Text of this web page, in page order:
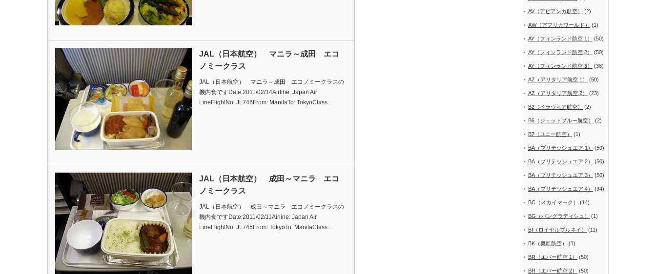
JAL（日本航空） マニラ～成田 エコ
ノミークラス
JAL（日本航空） マニラ～成田 エコノミークラスの
機内食ですDate:2011/02/14Airline: Japan Air
LineFlightNo: JL746From: ManilaTo: TokyoClass…
JAL（日本航空） 成田～マニラ エコ
ノミークラス
JAL（日本航空） 成田～マニラ エコノミークラスの
機内食ですDate:2011/02/11Airline: Japan Air
LineFlightNo: JL745From: TokyoTo: ManilaClass…
AV（アビアンカ航空） (2)
AW（アフリカワールド） (1)
AY（フィンランド航空 1） (50)
AY（フィンランド航空 2） (50)
AY（フィンランド航空 3） (38)
AZ（アリタリア航空 1） (50)
AZ（アリタリア航空 2） (23)
B2（ベラヴィア航空） (2)
B6（ジェットブルー航空） (2)
B7（ユニー航空） (1)
BA（ブリテッシュエア 1） (50)
BA（ブリテッシュエア 2） (50)
BA（ブリテッシュエア 3） (50)
BA（ブリテッシュエア 4） (34)
BC（スカイマーク） (14)
BG（バングラディシュ） (1)
BI（ロイヤルブルネイ） (11)
BK（奥凱航空） (1)
BR（エバー航空 1） (50)
BR（エバー航空 2） (50)